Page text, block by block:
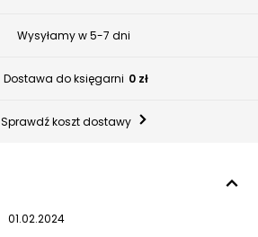
Wysyłamy w 5-7 dni
Dostawa do księgarni 0 zł
Sprawdź koszt dostawy
01.02.2024